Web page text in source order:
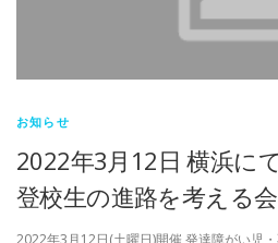
お知らせ
2022年3月12日 横浜に
登校生の進路を考える